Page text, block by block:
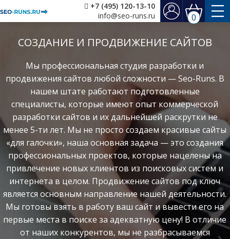
+7 (495) 120-13-10
info@seo-runs.ru
0
СОЗДАНИЕ И ПРОДВИЖЕНИЕ САЙТОВ
Мы профессиональная студия разработки и
продвижения сайтов любой сложности — Seo-Runs. В
нашем штате работают подготовленные
специалисты, которые имеют опыт коммерческой
разработки сайтов и их дальнейшей раскрутки не
менее 5-ти лет. Мы не просто создаем красивые сайты
«для галочки», наша основная задача — это создания
профессиональных проектов, которые нацелены на
привлечение новых клиентов из поисковых систем и
интернета в целом. Продвижение сайтов под ключ
является основным направление нашей деятельности.
Мы готовы взять в работу ваш сайт и вывести его на
первые места в поиске за адекватную цену! В отличие
от наших конкурентов, мы не разбрасываемся